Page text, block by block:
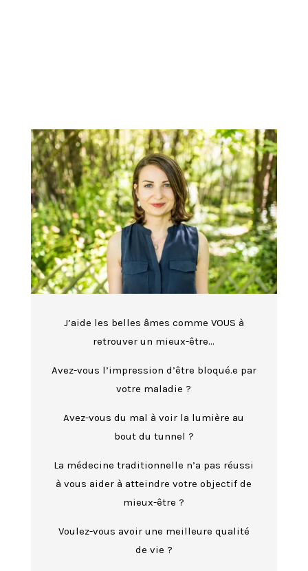
J’aide les belles âmes comme VOUS à
retrouver un mieux-être…
Avez-vous l’impression d’être bloqué.e par
votre maladie ?
Avez-vous du mal à voir la lumière au
bout du tunnel ?
La médecine traditionnelle n’a pas réussi
à vous aider à atteindre votre objectif de
mieux-être ?
Voulez-vous avoir une meilleure qualité
de vie ?